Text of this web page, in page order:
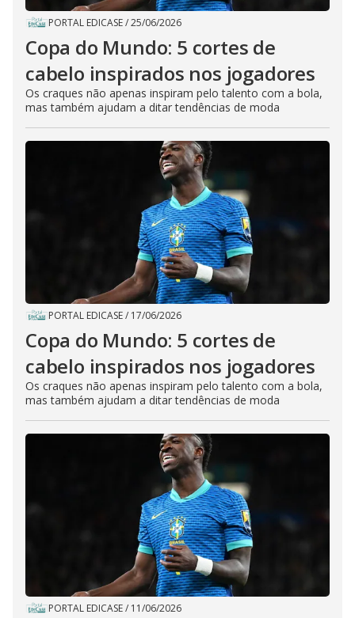
PORTAL EDICASE/25/06/2026
Copa do Mundo: 5 cortes de
cabelo inspirados nos jogadores
Os craques não apenas inspiram pelo talento com a bola,
mas também ajudam a ditar tendências de moda
PORTAL EDICASE/ 17/06/2026
Copa do Mundo: 5 cortes de
cabelo inspirados nos jogadores
Os craques não apenas inspiram pelo talento com a bola,
mas também ajudam a ditar tendências de moda
PORTAL EDICASE/ 11/06/2026